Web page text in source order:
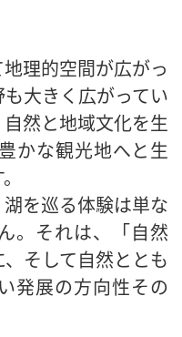
理的空間が広がっ
大きく広がってい
然と地域文化を生
かな観光地へと生
を巡る体験は単な
。それは、「自然
そして自然ととも
発展の方向性その